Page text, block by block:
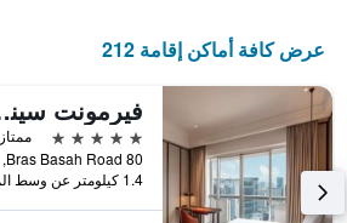
عرض كافة أماكن إقامة 212
5 نجوم
ممتاز 9.1
1.4 كيلومتر عن وسط المدينة